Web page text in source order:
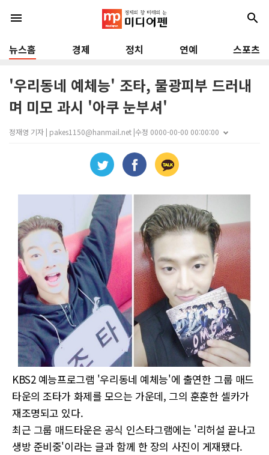
menu search
뉴스홈 경제 정치 연예 스포츠
'우리동네 예체능' 조타, 물광피부 드러내
며 미모 과시 '아쿠 눈부셔'
정재영 기자 | pakes1150@hanmail.net |수정 0000-00-00 00:00:00
KBS2 예능프로그램 '우리동네 예체능'에 출연한 그룹 매드
타운의 조타가 화제를 모으는 가운데, 그의 훈훈한 셀카가
재조명되고 있다.
최근 그룹 매드타운은 공식 인스타그램에는 '리허설 끝나고
생방 준비중'이라는 글과 함께 한 장의 사진이 게재됐다.